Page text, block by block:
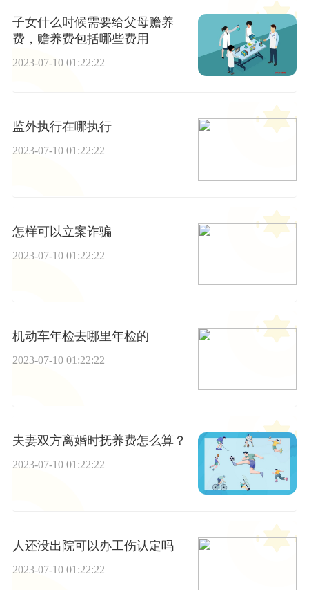
子女什么时候需要给父母赡养
费，赡养费包括哪些费用
2023-07-10 01:22:22
监外执行在哪执行
2023-07-10 01:22:22
怎样可以立案诈骗
2023-07-10 01:22:22
机动车年检去哪里年检的
2023-07-10 01:22:22
夫妻双方离婚时抚养费怎么算？
2023-07-10 01:22:22
人还没出院可以办工伤认定吗
2023-07-10 01:22:22